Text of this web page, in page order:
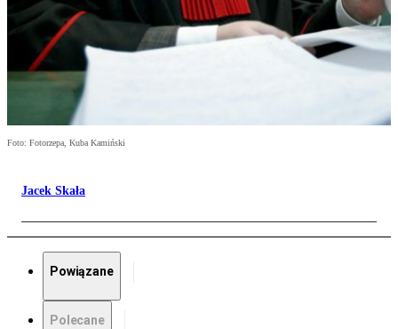
Foto: Fotorzepa, Kuba Kamiński
Jacek Skała
Powiązane
Polecane